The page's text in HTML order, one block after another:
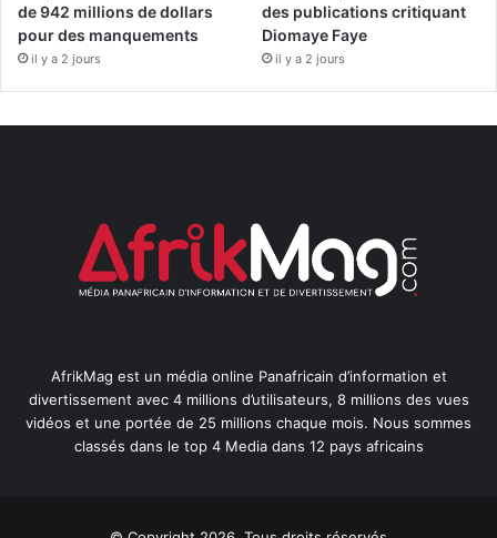
de 942 millions de dollars
pour des manquements
il y a 2 jours
des publications critiquant
Diomaye Faye
il y a 2 jours
AfrikMag est un média online Panafricain d’information et
divertissement avec 4 millions d’utilisateurs, 8 millions des vues
vidéos et une portée de 25 millions chaque mois. Nous sommes
classés dans le top 4 Media dans 12 pays africains